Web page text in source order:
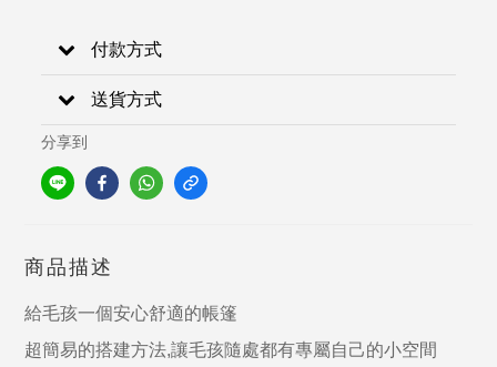
付款方式
送貨方式
分享到
商品描述
給毛孩一個安心舒適的帳篷
超簡易的搭建方法,讓毛孩隨處都有專屬自己的小空間